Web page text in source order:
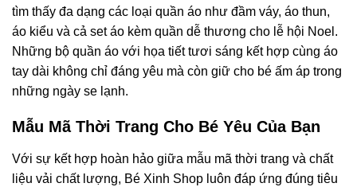
tìm thấy đa dạng các loại quần áo như đầm váy, áo thun,
áo kiểu và cả set áo kèm quần dễ thương cho lễ hội Noel.
Những bộ quần áo với họa tiết tươi sáng kết hợp cùng áo
tay dài không chỉ đáng yêu mà còn giữ cho bé ấm áp trong
những ngày se lạnh.
Mẫu Mã Thời Trang Cho Bé Yêu Của Bạn
Với sự kết hợp hoàn hảo giữa mẫu mã thời trang và chất
liệu vải chất lượng, Bé Xinh Shop luôn đáp ứng đúng tiêu